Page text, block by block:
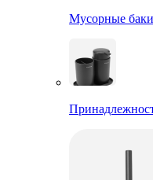
Мусорные